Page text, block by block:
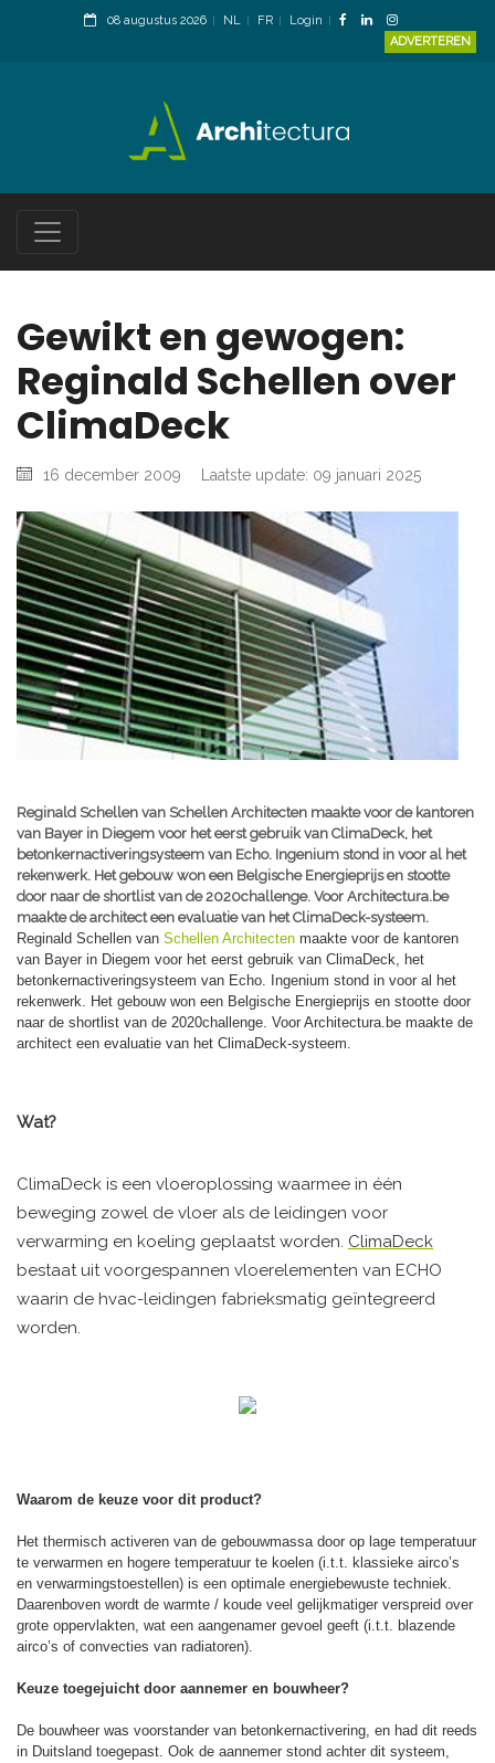
08 augustus 2026 NL FR
Login
ADVERTEREN
Gewikt en gewogen:
Reginald Schellen over
ClimaDeck
16 december 2009 Laatste update: 09 januari 2025
Reginald Schellen van Schellen Architecten maakte voor de kantoren
van Bayer in Diegem voor het eerst gebruik van ClimaDeck, het
betonkernactiveringsysteem van Echo. Ingenium stond in voor al het
rekenwerk. Het gebouw won een Belgische Energieprijs en stootte
door naar de shortlist van de 2020challenge. Voor Architectura.be
maakte de architect een evaluatie van het ClimaDeck-systeem.
Reginald Schellen van Schellen Architecten maakte voor de kantoren
van Bayer in Diegem voor het eerst gebruik van ClimaDeck, het
betonkernactiveringsysteem van Echo. Ingenium stond in voor al het
rekenwerk. Het gebouw won een Belgische Energieprijs en stootte door
naar de shortlist van de 2020challenge. Voor Architectura.be maakte de
architect een evaluatie van het ClimaDeck-systeem.
Wat?
ClimaDeck is een vloeroplossing waarmee in één
beweging zowel de vloer als de leidingen voor
verwarming en koeling geplaatst worden. ClimaDeck
bestaat uit voorgespannen vloerelementen van ECHO
waarin de hvac-leidingen fabrieksmatig geïntegreerd
worden.
Waarom de keuze voor dit product?
Het thermisch activeren van de gebouwmassa door op lage temperatuur
te verwarmen en hogere temperatuur te koelen (i.t.t. klassieke airco’s
en verwarmingstoestellen) is een optimale energiebewuste techniek.
Daarenboven wordt de warmte / koude veel gelijkmatiger verspreid over
grote oppervlakten, wat een aangenamer gevoel geeft (i.t.t. blazende
airco’s of convecties van radiatoren).
Keuze toegejuicht door aannemer en bouwheer?
De bouwheer was voorstander van betonkernactivering, en had dit reeds
in Duitsland toegepast. Ook de aannemer stond achter dit systeem,